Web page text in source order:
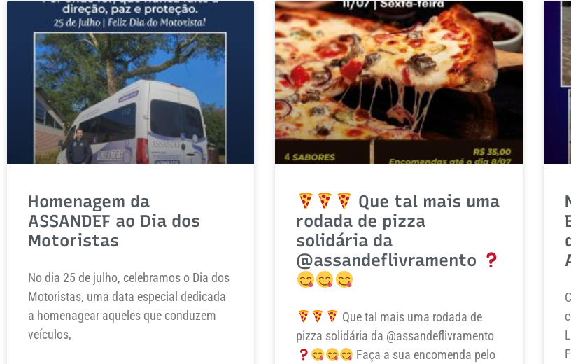
Homenagem da
ASSANDEF ao Dia dos
Motoristas
No dia 25 de julho, celebramos o Dia dos
Motoristas, uma data especial dedicada
a homenagear aqueles que conduzem
veículos,
Que tal mais uma
rodada de pizza
solidária da
@assandeflivramento
Que tal mais uma rodada de
pizza solidária da @assandeflivramento
Faça a sua encomenda pelo